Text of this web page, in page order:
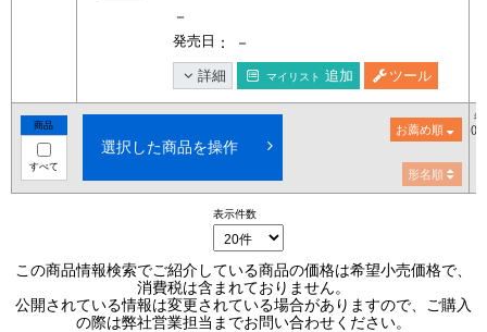
－
発売日 ： －
詳細 マイリスト 追加 ツール
商品
すべて
選択した商品を操作
お薦め順
希
()
形名順
表示件数
この商品情報検索でご紹介している商品の価格は希望小売価格で、
消費税は含まれておりません。
公開されている情報は変更されている場合がありますので、ご購入
の際は弊社営業担当までお問い合わせください。